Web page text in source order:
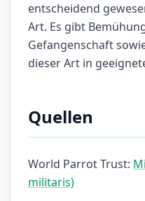
entscheidend
Art. Es gibt
Gefangenschaft
dieser Art in
Quellen
World Parrot Trust:
militaris)